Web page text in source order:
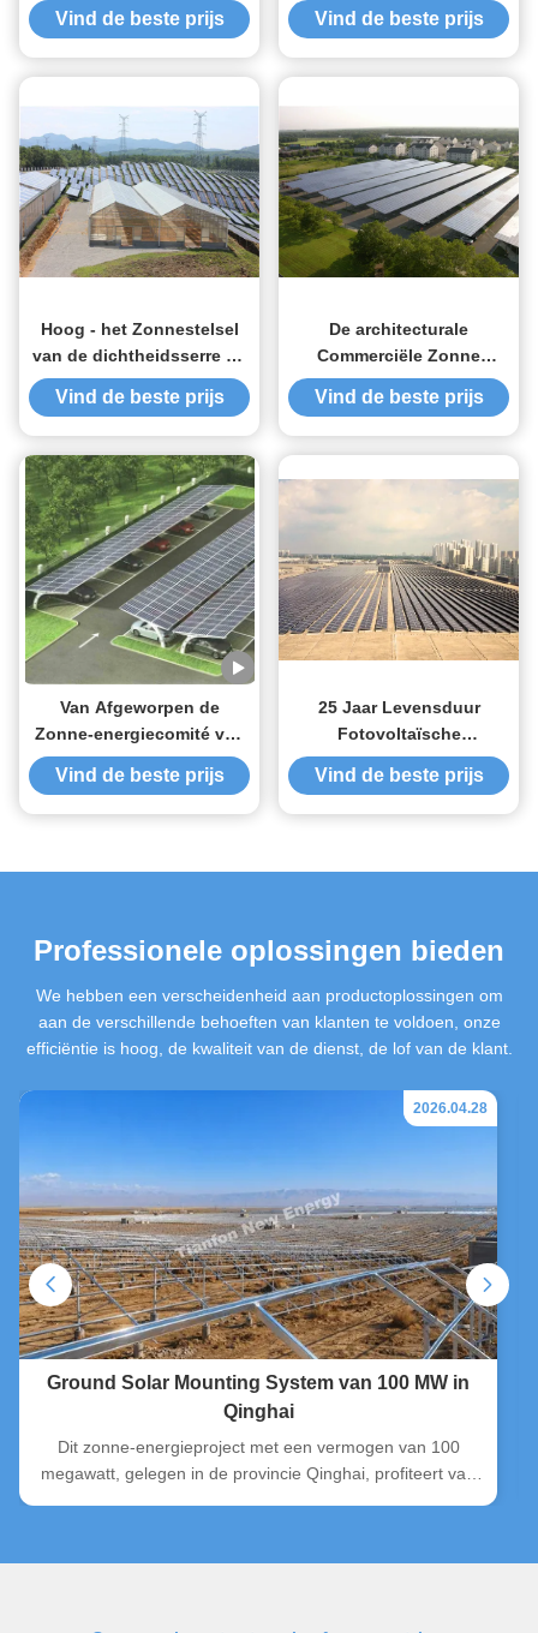
Systeem van de
Zonnemachtsenergie op
Vind de beste prijs
Opzetten Systemen te
installeren stabiliseerde
de Aluminiumtegel voor
Structuur
Vind de beste prijs
Hoog - het Zonnestelsel
van de dichtheidsserre de
Economische het Planten
Structuur van het Hete
Onderdompelings
Gegalvaniseerde Staal
Vind de beste prijs
De architecturale
Commerciële Zonne
Commerciële de Bouw
Geïntegreerde
Photovoltaics Voorgevel
van Carports
Vind de beste prijs
Van Afgeworpen de
Zonne-energiecomité van
het Netstaal Carport
Opzettende Systemen
Vind de beste prijs
25 Jaar Levensduur
Fotovoltaïsche
Dakmontage Ontworpen
Daktoepassing
Zonnepaneel
Vind de beste prijs
Professionele oplossingen bieden
We hebben een verscheidenheid aan productoplossingen om
aan de verschillende behoeften van klanten te voldoen, onze
efficiëntie is hoog, de kwaliteit van de dienst, de lof van de klant.
2026.04.28
Ground Solar Mounting System van 100 MW in
Qinghai
Dit zonne-energieproject met een vermogen van 100
megawatt, gelegen in de provincie Qinghai, profiteert van